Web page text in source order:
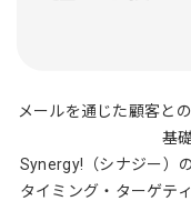
メールを通じた顧客と
基
Synergy!（シナジー）
タイミング・ターゲテ